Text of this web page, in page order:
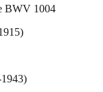
BWV 1004